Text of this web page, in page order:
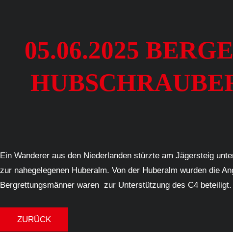
05.06.2025
Ein Wanderer aus den Niederlanden stürzte am Jägersteig
zur nahegelegenen Huberalm. Von der Huberalm wurden die
Bergrettungsmänner waren zur Unterstützung des C4 beteiligt.
ZURÜCK